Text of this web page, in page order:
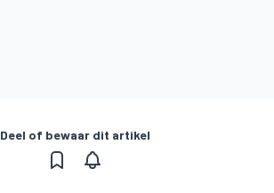
Deel of bewaar dit artikel